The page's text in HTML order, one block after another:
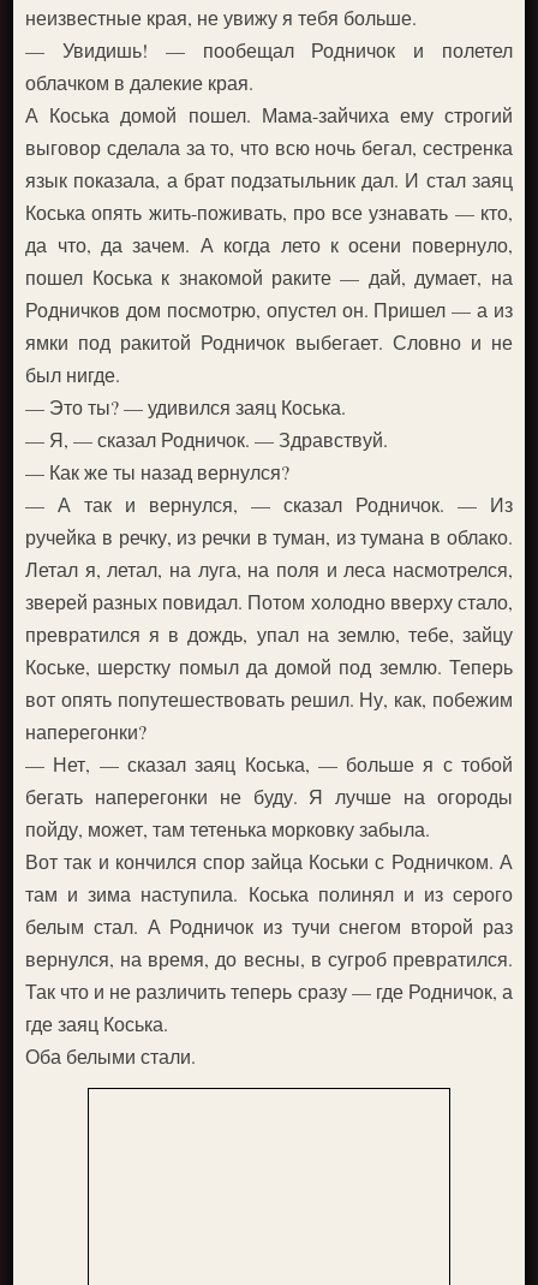
неизвестные края, не увижу я тебя больше.
— Увидишь! — пообещал Родничок и полетел
облачком в далекие края.
А Коська домой пошел. Мама-зайчиха ему строгий
выговор сделала за то, что всю ночь бегал, сестренка
язык показала, а брат подзатыльник дал. И стал заяц
Коська опять жить-поживать, про все узнавать — кто,
да что, да зачем. А когда лето к осени повернуло,
пошел Коська к знакомой раките — дай, думает, на
Родничков дом посмотрю, опустел он. Пришел — а из
ямки под ракитой Родничок выбегает. Словно и не
был нигде.
— Это ты? — удивился заяц Коська.
— Я, — сказал Родничок. — Здравствуй.
— Как же ты назад вернулся?
— А так и вернулся, — сказал Родничок. — Из
ручейка в речку, из речки в туман, из тумана в облако.
Летал я, летал, на луга, на поля и леса насмотрелся,
зверей разных повидал. Потом холодно вверху стало,
превратился я в дождь, упал на землю, тебе, зайцу
Коське, шерстку помыл да домой под землю. Теперь
вот опять попутешествовать решил. Ну, как, побежим
наперегонки?
— Нет, — сказал заяц Коська, — больше я с тобой
бегать наперегонки не буду. Я лучше на огороды
пойду, может, там тетенька морковку забыла.
Вот так и кончился спор зайца Коськи с Родничком. А
там и зима наступила. Коська полинял и из серого
белым стал. А Родничок из тучи снегом второй раз
вернулся, на время, до весны, в сугроб превратился.
Так что и не различить теперь сразу — где Родничок, а
где заяц Коська.
Оба белыми стали.